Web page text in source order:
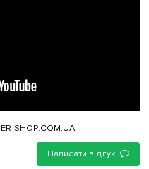
SHOP.COM.UA
Написати відгук